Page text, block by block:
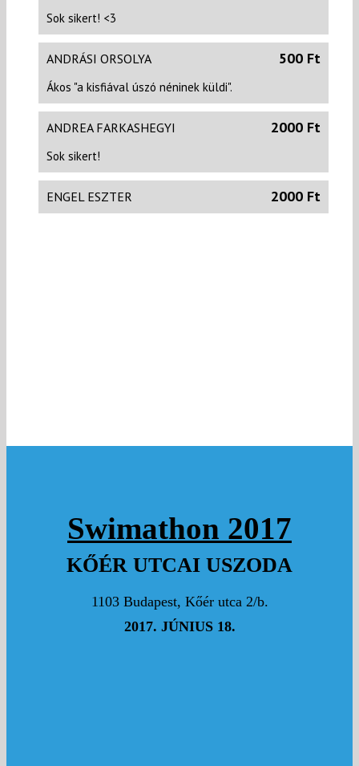
Sok sikert! <3
ANDRÁSI ORSOLYA 500 Ft
Ákos "a kisfiával úszó néninek küldi".
ANDREA FARKASHEGYI 2000 Ft
Sok sikert!
ENGEL ESZTER 2000 Ft
5000 Ft
Izabellel és szurkolunk Nektek.
Swimathon 2017
KŐÉR UTCAI USZODA
1103 Budapest, Kőér utca 2/b.
2017. JÚNIUS 18.